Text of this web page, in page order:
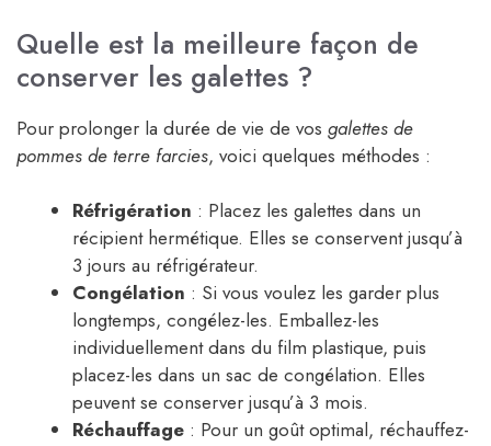
Quelle est la meilleure façon de
conserver les galettes ?
Pour prolonger la durée de vie de vos galettes de
pommes de terre farcies, voici quelques méthodes :
Réfrigération : Placez les galettes dans un
récipient hermétique. Elles se conservent jusqu’à
3 jours au réfrigérateur.
Congélation : Si vous voulez les garder plus
longtemps, congélez-les. Emballez-les
individuellement dans du film plastique, puis
placez-les dans un sac de congélation. Elles
peuvent se conserver jusqu’à 3 mois.
Réchauffage : Pour un goût optimal, réchauffez-